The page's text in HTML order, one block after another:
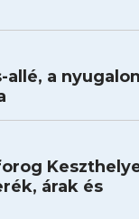
a
árak és